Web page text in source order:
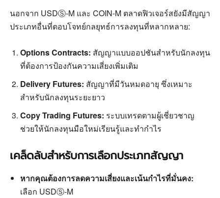
นอกจาก USDⓈ-M และ COIN-M ตลาดฟิวเจอร์สยังมีสัญญา
ประเภทอื่นที่ตอบโจทย์กลยุทธ์การลงทุนที่หลากหลาย:
Options Contracts: สัญญาแบบออปชันสำหรับนักลงทุน
ที่ต้องการป้องกันความเสี่ยงเพิ่มเติม
Delivery Futures: สัญญาที่มีวันหมดอายุ ซึ่งเหมาะ
สำหรับนักลงทุนระยะยาว
Copy Trading Futures: ระบบเทรดตามผู้เชี่ยวชาญ
ช่วยให้นักลงทุนมือใหม่เรียนรู้และทำกำไร
เคล็ดลับสำหรับการเลือกประเภทสัญญา
หากคุณต้องการลดความเสี่ยงและเน้นกำไรที่มั่นคง:
เลือก USDⓈ-M